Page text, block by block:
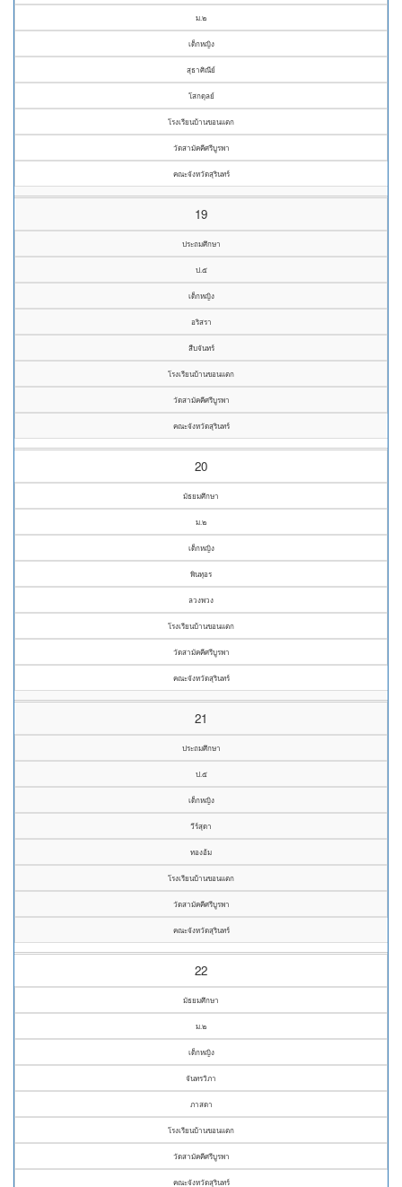
ม.๒
เด็กหญิง
สุธาศิณีย์
โสกดุลย์
โรงเรียนบ้านขอนแตก
วัดสามัคคีศรีบูรพา
คณะจังหวัดสุรินทร์
19
ประถมศึกษา
ป.๕
เด็กหญิง
อริสรา
สืบจันทร์
โรงเรียนบ้านขอนแตก
วัดสามัคคีศรีบูรพา
คณะจังหวัดสุรินทร์
20
มัธยมศึกษา
ม.๒
เด็กหญิง
พินทุอร
ลวงพวง
โรงเรียนบ้านขอนแตก
วัดสามัคคีศรีบูรพา
คณะจังหวัดสุรินทร์
21
ประถมศึกษา
ป.๕
เด็กหญิง
วีร์สุดา
ทองอ้ม
โรงเรียนบ้านขอนแตก
วัดสามัคคีศรีบูรพา
คณะจังหวัดสุรินทร์
22
มัธยมศึกษา
ม.๒
เด็กหญิง
จันทรวิภา
ภาสดา
โรงเรียนบ้านขอนแตก
วัดสามัคคีศรีบูรพา
คณะจังหวัดสุรินทร์